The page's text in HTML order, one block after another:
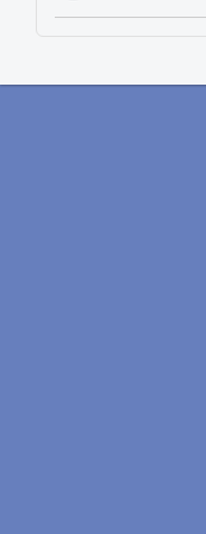
myCOpermet aux
consulter leur
consulter et
télécharger tous
eMail:
Télécharger
Conditions
En cas
Plus de
Entre
Moins